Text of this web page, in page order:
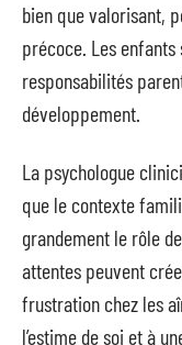
bien que valorisant,
précoce. Les enfants
responsabilités
développement.
La psychologue
que le contexte
grandement le rôle
attentes peuvent
frustration chez les
l’estime de soi et à